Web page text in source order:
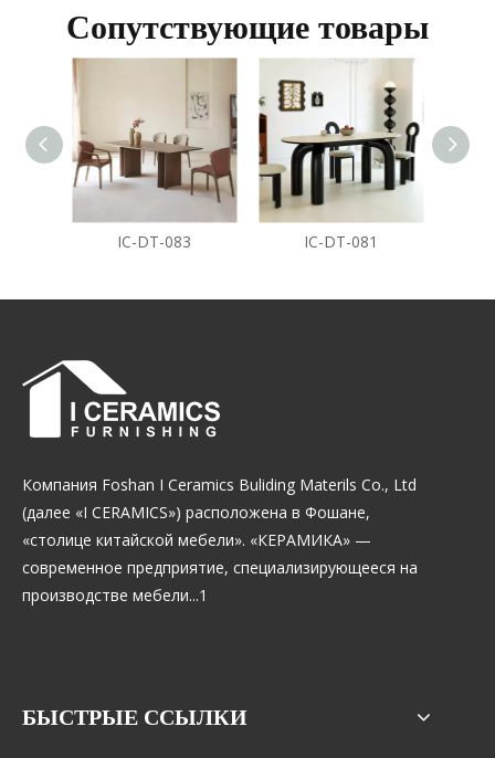
Сопутствующие товары
IC-DT-083 IC-DT-081
Компания Foshan I Ceramics Buliding Materils Co., Ltd
(далее «I CERAMICS») расположена в Фошане,
«столице китайской мебели». «КЕРАМИКА» —
современное предприятие, специализирующееся на
производстве мебели...1
БЫСТРЫЕ ССЫЛКИ